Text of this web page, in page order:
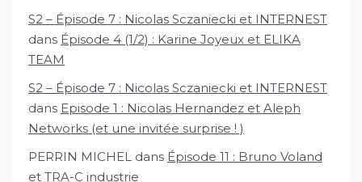
S2 – Épisode 7 : Nicolas Sczaniecki et INTERNEST
dans Épisode 4 (1/2) : Karine Joyeux et ELIKA
TEAM
S2 – Épisode 7 : Nicolas Sczaniecki et INTERNEST
dans Episode 1 : Nicolas Hernandez et Aleph
Networks (et une invitée surprise ! )
PERRIN MICHEL dans Épisode 11 : Bruno Voland
et TRA-C industrie